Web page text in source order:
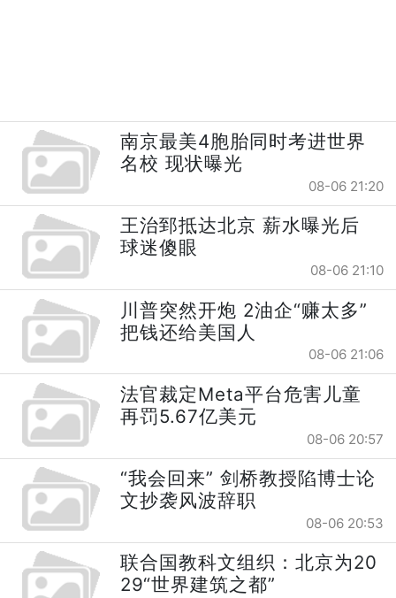
南京最美4胞胎同时考进世界
名校 现状曝光
08-06 21:20
王治郅抵达北京 薪水曝光后
球迷傻眼
08-06 21:10
川普突然开炮 2油企“赚太多”
把钱还给美国人
08-06 21:06
法官裁定Meta平台危害儿童
再罚5.67亿美元
08-06 20:57
“我会回来” 剑桥教授陷博士论
文抄袭风波辞职
08-06 20:53
联合国教科文组织：北京为20
29“世界建筑之都”